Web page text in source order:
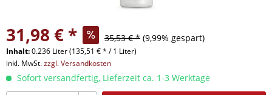
31,98 € * 35,53 € * (9,99% gespart)
Inhalt:0.236 Liter (135,51 € * / 1 Liter)
inkl. MwSt.zzgl. Versandkosten
Sofort versandfertig, Lieferzeit ca. 1-3 Werktage